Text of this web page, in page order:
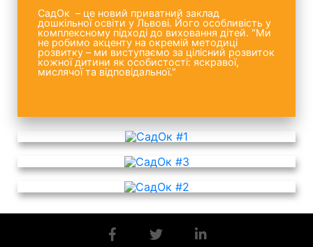
СадОк – це новий приватний заклад
дошкільної освіти у Львові. Його особливість у
комплексному підході до виховання дітей. "Ми
не робимо акценту на окремій методиці
розвитку – ми виступаємо за цілісний розвиток
кожної дитини як особистості: яскравої,
мислячої та відповідальної."